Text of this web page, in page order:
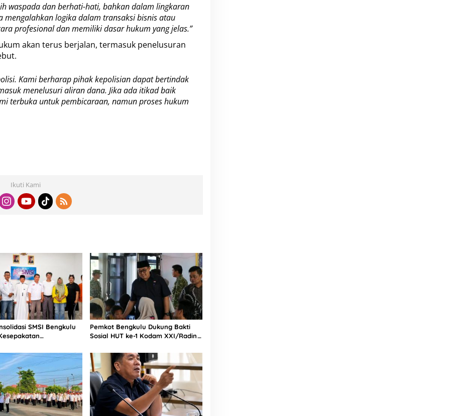
waspada dan berhati-hati, bahkan dalam lingkaran
mengalahkan logika dalam transaksi bisnis atau
profesional dan memiliki dasar hukum yang jelas.”
akan terus berjalan, termasuk penelusuran
Kami berharap pihak kepolisian dapat bertindak
menelusuri aliran dana. Jika ada itikad baik
terbuka untuk pembicaraan, namun proses hukum
Ikuti Kami
SMSI Bengkulu
Pemkot Bengkulu Dukung Bakti
Sosial HUT ke-1 Kodam XXI/Radin
Masyarakat